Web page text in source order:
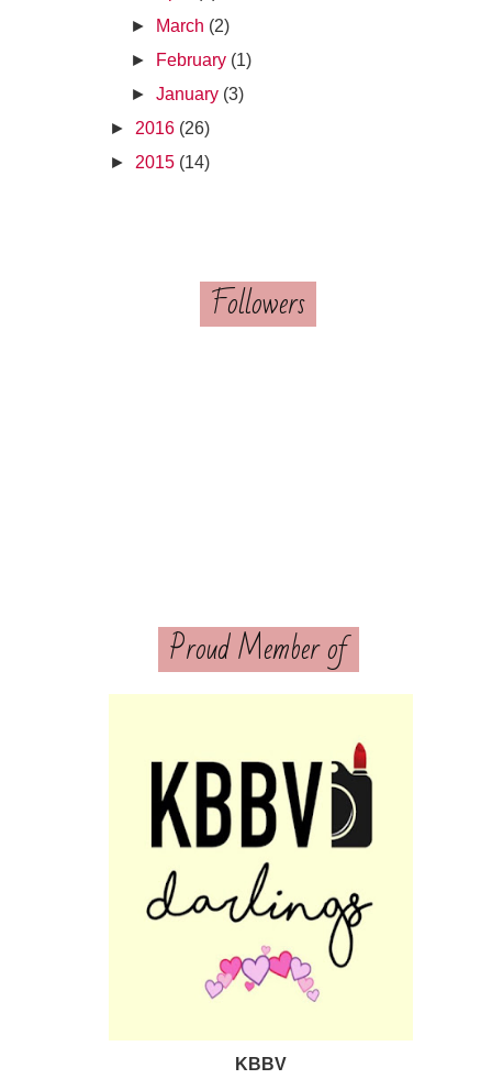
►
March (2)
►
February (1)
►January (3)
► 2016 (26)
► 2015 (14)
Followers
Proud Member of
KBBV